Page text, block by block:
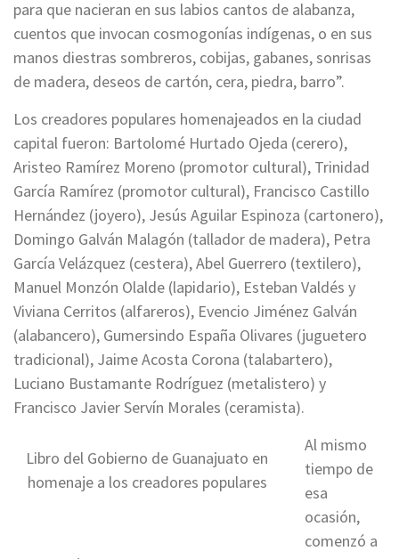
para que nacieran en sus labios cantos de alabanza,
cuentos que invocan cosmogonías indígenas, o en sus
manos diestras sombreros, cobijas, gabanes, sonrisas
de madera, deseos de cartón, cera, piedra, barro”.
Los creadores populares homenajeados en la ciudad
capital fueron: Bartolomé Hurtado Ojeda (cerero),
Aristeo Ramírez Moreno (promotor cultural), Trinidad
García Ramírez (promotor cultural), Francisco Castillo
Hernández (joyero), Jesús Aguilar Espinoza (cartonero),
Domingo Galván Malagón (tallador de madera), Petra
García Velázquez (cestera), Abel Guerrero (textilero),
Manuel Monzón Olalde (lapidario), Esteban Valdés y
Viviana Cerritos (alfareros), Evencio Jiménez Galván
(alabancero), Gumersindo España Olivares (juguetero
tradicional), Jaime Acosta Corona (talabartero),
Luciano Bustamante Rodríguez (metalistero) y
Francisco Javier Servín Morales (ceramista).
Libro del Gobierno de Guanajuato en
homenaje a los creadores populares
Al mismo
tiempo de
esa
ocasión,
comenzó a